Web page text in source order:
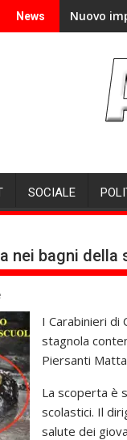
News Nuovo
SOCIALE
nei bagni
I Carabinieri di
stagnola
Piersanti
La scoperta è
scolastici. Il
salute dei